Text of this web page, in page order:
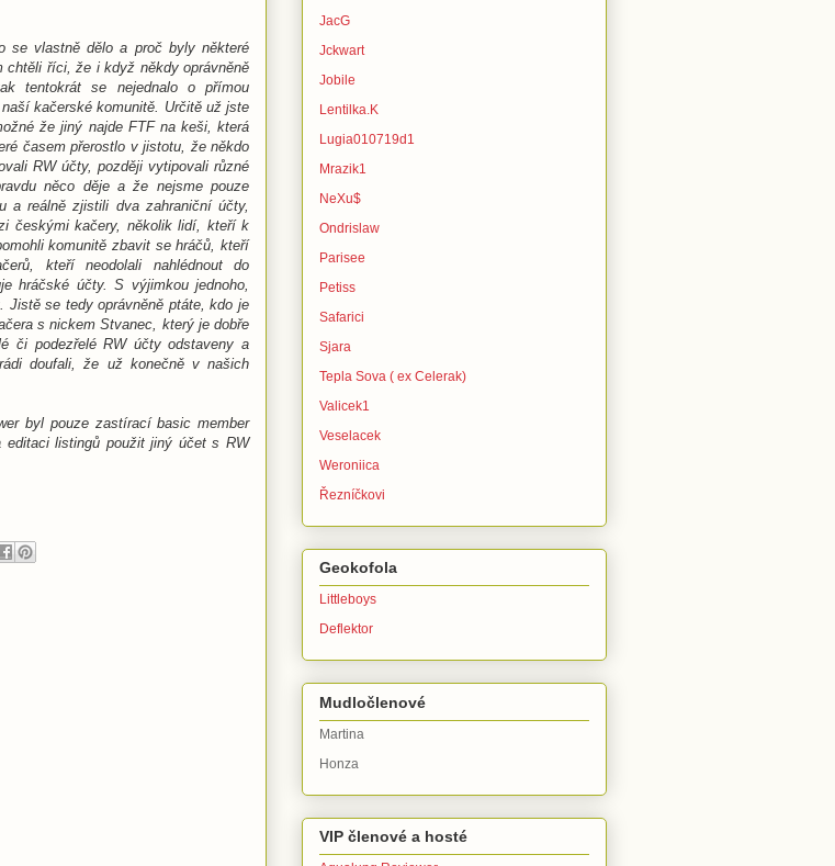
se vlastně dělo a proč byly některé
chtěli říci, že i když někdy oprávněně
tentokrát se nejednalo o přímou
kačerské komunitě. Určitě už jste
že jiný najde FTF na keši, která
časem přerostlo v jistotu, že někdo
RW účty, později vytipovali různé
něco děje a že nejsme pouze
a reálně zjistili dva zahraniční účty,
českými kačery, několik lidí, kteří k
komunitě zbavit se hráčů, kteří
kteří neodolali nahlédnout do
hráčské účty. S výjimkou jednoho,
Jistě se tedy oprávněně ptáte, kdo je
s nickem Stvanec, který je dobře
či podezřelé RW účty odstaveny a
doufali, že už konečně v našich
byl pouze zastírací basic member
listingů použit jiný účet s RW
JacG
Jckwart
Jobile
Lentilka.K
Lugia010719d1
Mrazik1
NeXu$
Ondrislaw
Parisee
Petiss
Safarici
Sjara
Tepla Sova ( ex Celerak)
Valicek1
Veselacek
Weroniica
Řezníčkovi
Geokofola
Littleboys
Deflektor
Mudločlenové
Martina
Honza
VIP členové a hosté